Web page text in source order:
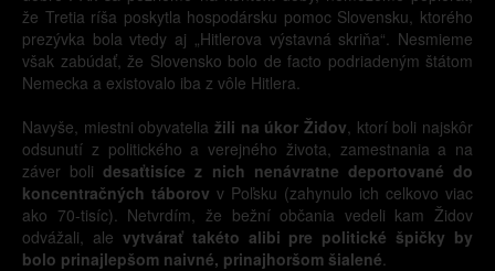
že Tretia ríša poskytla hospodársku pomoc Slovensku, ktorého
prezývka bola vtedy aj „Hitlerova výstavná skriňa“. Nesmieme
však zabúdať, že Slovensko bolo de facto podriadeným štátom
Nemecka a existovalo iba z vôle Hitlera.
Navyše, miestni obyvatelia žili na úkor Židov, ktorí boli najskôr
odsunutí z politického a verejného života, zamestnania a na
záver bolidesaťtisíce z nich nenávratne deportované do
koncentračných táborov v Poľsku (zahynulo ich celkovo viac
ako 70-tisíc). Netvrdím, že bežní občania vedeli kam Židov
odvážali, ale vytvárať takéto alibi pre politické špičky by
bolo prinajlepšom naivné, prinajhoršom šialené.